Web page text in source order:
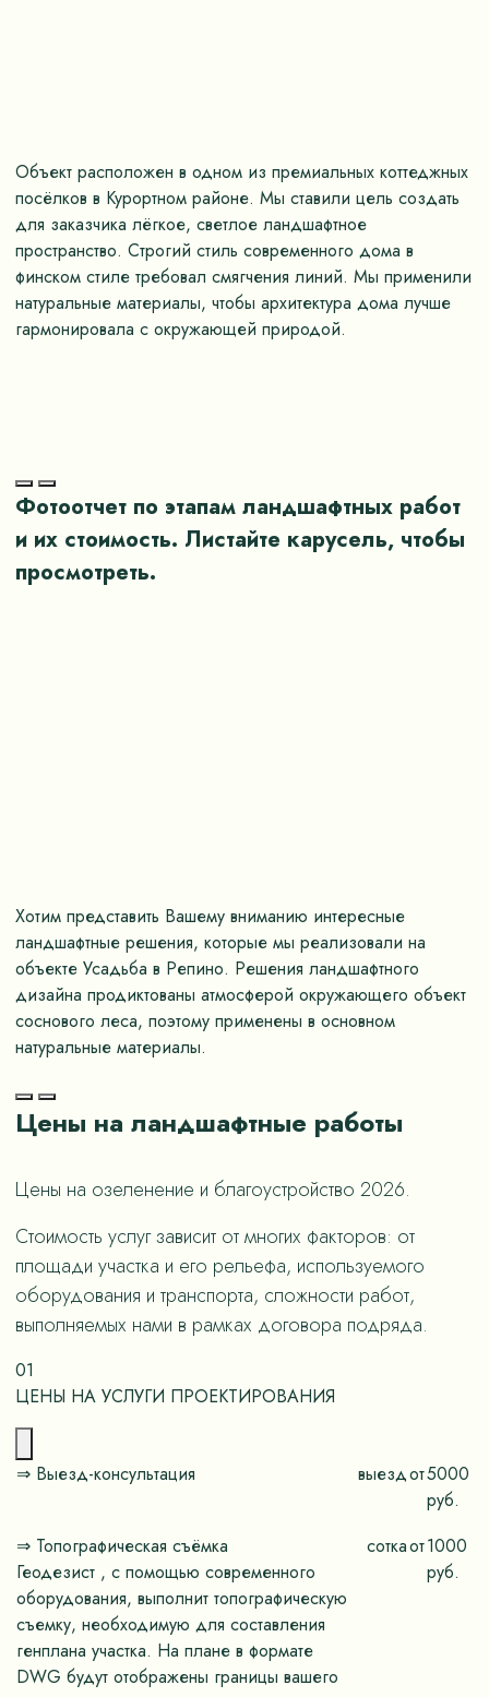
Объект расположен в одном из премиальных коттеджных
посёлков в Курортном районе. Мы ставили цель создать
для заказчика лёгкое, светлое ландшафтное
пространство. Строгий стиль современного дома в
финском стиле требовал смягчения линий. Мы применили
натуральные материалы, чтобы архитектура дома лучше
гармонировала с окружающей природой.
Фотоотчет по этапам ландшафтных работ
и их стоимость. Листайте карусель, чтобы
просмотреть.
Хотим представить Вашему вниманию интересные
ландшафтные решения, которые мы реализовали на
объекте Усадьба в Репино. Решения ландшафтного
дизайна продиктованы атмосферой окружающего объект
соснового леса, поэтому применены в основном
натуральные материалы.
Цены на ландшафтные работы
Цены на озеленение и благоустройство 2026.
Стоимость услуг зависит от многих факторов: от
площади участка и его рельефа, используемого
оборудования и транспорта, сложности работ,
выполняемых нами в рамках договора подряда.
01
ЦЕНЫ НА УСЛУГИ ПРОЕКТИРОВАНИЯ
⇒ Выезд-консультация выездот5000
руб.
⇒ Топографическая съёмка
Геодезист , с помощью современного
оборудования, выполнит топографическую
съемку, необходимую для составления
генплана участка. На плане в формате
DWG будут отображены границы вашего
соткаот1000
руб.